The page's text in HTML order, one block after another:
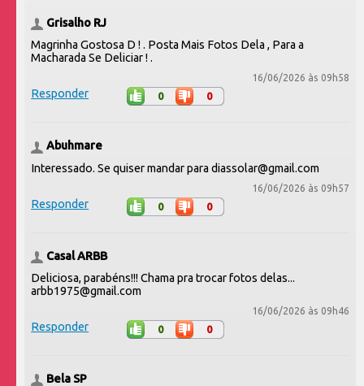
Grisalho RJ
Magrinha Gostosa D ! . Posta Mais Fotos Dela , Para a
Macharada Se Deliciar ! .
16/06/2026 às 09h58
Responder 0 0
Abuhmare
Interessado. Se quiser mandar para diassolar@gmail.com
16/06/2026 às 09h57
Responder 0 0
Casal ARBB
Deliciosa, parabéns!!! Chama pra trocar fotos delas...
arbb1975@gmail.com
16/06/2026 às 09h46
Responder 0 0
Bela SP